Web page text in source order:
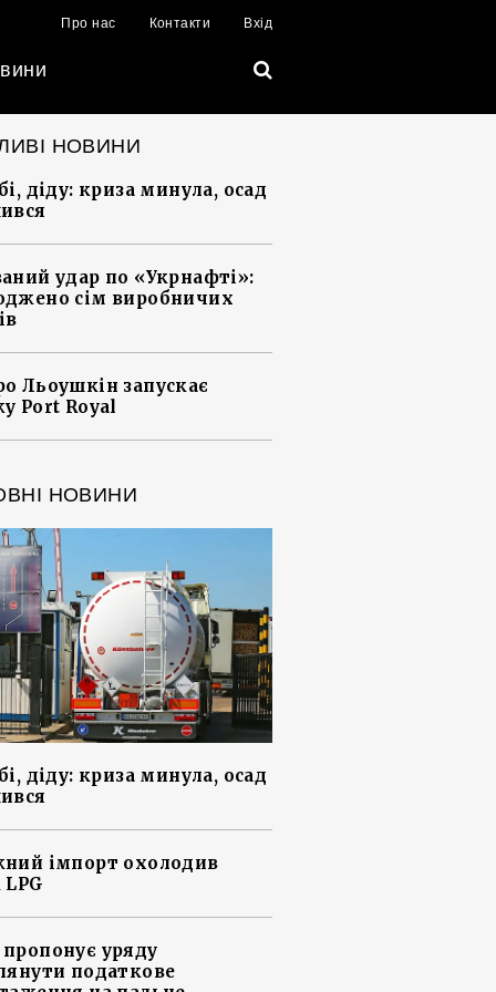
Про нас Контакти Вхід
НОВИНИ
діду: криза минула, осад
удар по «Укрнафті»:
сім виробничих
Льоушкін запускає
Port Royal
НОВИНИ
діду: криза минула, осад
імпорт охолодив
уряду
податкове